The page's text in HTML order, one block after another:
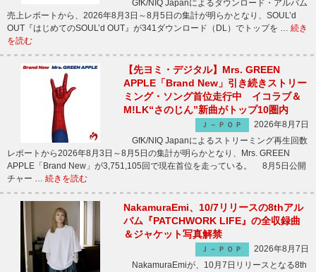
GfK/NIQ Japanによるダウンロード・アルバム
売上レポートから、2026年8月3日～8月5日の集計が明らかとなり、SOUL’d
OUT『はじめてのSOUL’d OUT』が341ダウンロード（DL）でトップを … 続き
を読む
【先ヨミ・デジタル】Mrs. GREEN
APPLE「Brand New」引き続きストリー
ミング・ソング首位走行中 イコラブ＆
M!LK“さのじん”新曲がトップ10圏内
Ｊ－ＰＯＰ
2026年8月7日
GfK/NIQ Japanによるストリーミング再生回数
レポートから2026年8月3日～8月5日の集計が明らかとなり、Mrs. GREEN
APPLE「Brand New」が3,751,105回で現在首位を走っている。 8月5日公開
チャー … 続きを読む
NakamuraEmi、10/7リリースの8thアル
バム『PATCHWORK LIFE』の全収録曲
＆ジャケット写真解禁
Ｊ－ＰＯＰ
2026年8月7日
NakamuraEmiが、10月7日リリースとなる8th